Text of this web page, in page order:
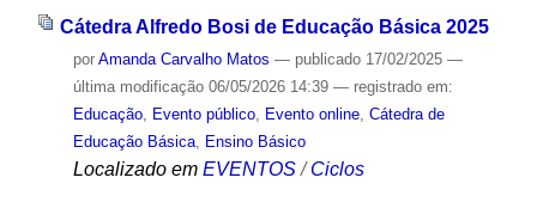
Cátedra Alfredo Bosi de Educação Básica 2025
por Amanda Carvalho Matos — publicado17/02/2025 —
última modificação06/05/2026 14:39 — registrado em:
Educação, Evento público, Evento online, Cátedra de
Educação Básica, Ensino Básico
Localizado em EVENTOS /Ciclos